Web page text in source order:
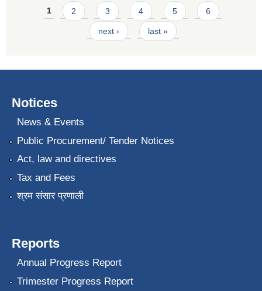
Pages
1 2 3 4 5 6
next › last »
Notices
News & Events
Public Procurement/ Tender Notices
Act, law and directives
Tax and Fees
श्रम संसार प्रणाली
Reports
Annual Progress Report
Trimester Progress Report